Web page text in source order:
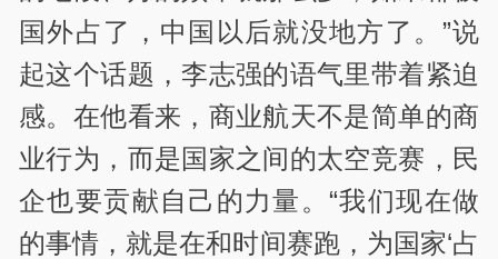
国外占了，中国以后就没地方了。”说
起这个话题，李志强的语气里带着紧迫
感。在他看来，商业航天不是简单的商
业行为，而是国家之间的太空竞赛，民
企也要贡献自己的力量。“我们现在做
的事情，就是在和时间赛跑，为国家‘占